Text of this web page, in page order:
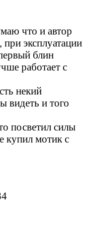
что и автор
эксплуатации
блин
работает с
некий
видеть и того
посветил силы
купил мотик с